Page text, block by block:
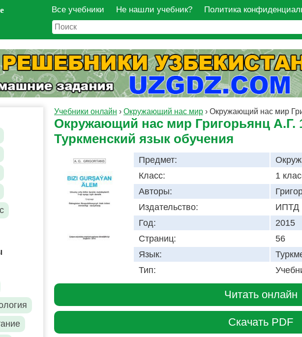
Все учебники Не нашли учебник? Политика
Учебники онлайн › Окружающий нас мир › Окружающий нас мир
Окружающий нас мир Григорьянц А.Г.
Туркменский язык обучения
Предмет:
Класс:
1
Авторы:
Издательство:
ИПТД
Год:
2015
Страниц:
56
Язык:
Тип:
Читать онлайн
Скачать PDF